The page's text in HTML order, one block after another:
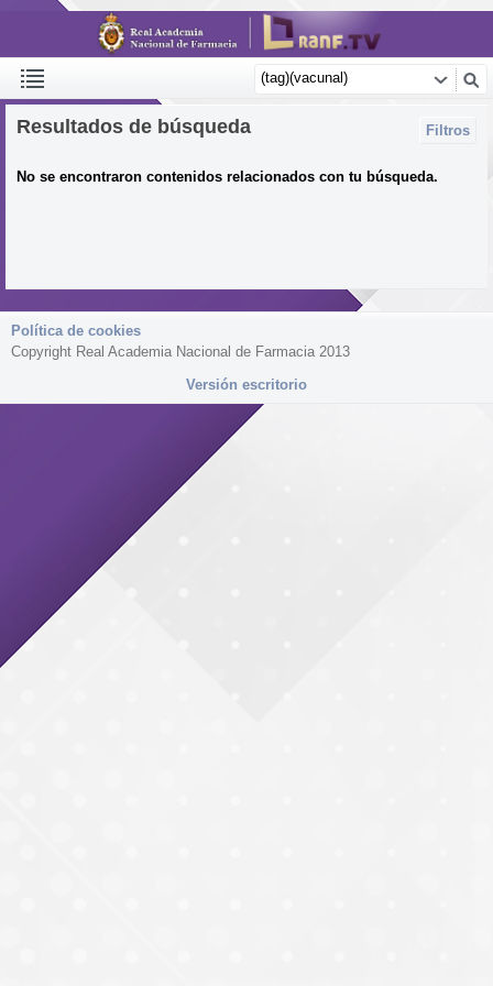
Filtros
Resultados de búsqueda
No se encontraron contenidos relacionados con tu búsqueda.
Política de cookies
Copyright Real Academia Nacional de Farmacia 2013
Versión escritorio